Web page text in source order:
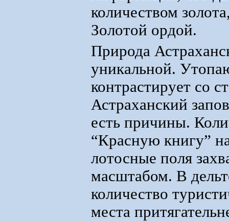
количеством
Золотой ордой.
Природа
уникальной.
контрастирует со
Астраханский
есть причины.
“Красную книгу”
лотосные поля
масштабом. В
количество
места